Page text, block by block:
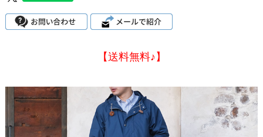
【送料無料♪】